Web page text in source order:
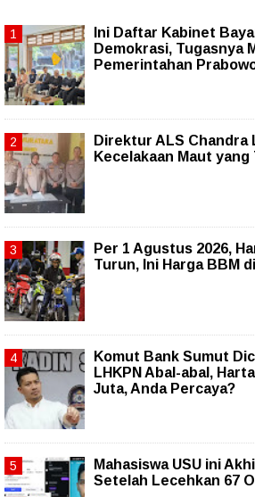
Ini Daftar Kabinet
Demokrasi, Tugasnya
Pemerintahan
Direktur ALS Chandra
Kecelakaan Maut yang
Per 1 Agustus 2026,
Turun, Ini Harga BBM
Komut Bank Sumut
LHKPN Abal-abal,
Juta, Anda Percaya?
Mahasiswa USU ini
Setelah Lecehkan 67